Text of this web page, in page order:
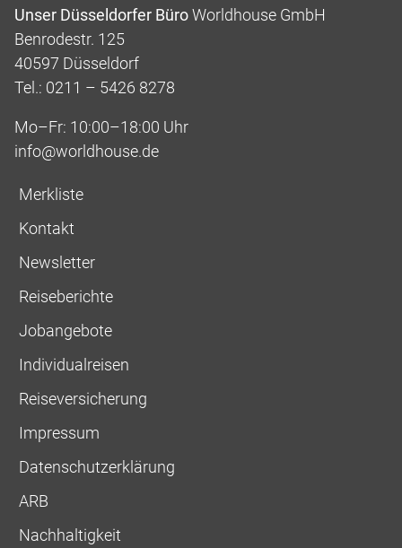
Unser Düsseldorfer BüroWorldhouse GmbH
Benrodestr. 125
40597 Düsseldorf
Tel.: 0211 – 5426 8278
Mo–Fr: 10:00–18:00 Uhr
info@worldhouse.de
Merkliste
Kontakt
Newsletter
Reiseberichte
Jobangebote
Individualreisen
Reiseversicherung
Impressum
Datenschutzerklärung
ARB
Nachhaltigkeit